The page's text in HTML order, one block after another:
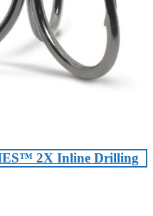
2X Inline Drilling